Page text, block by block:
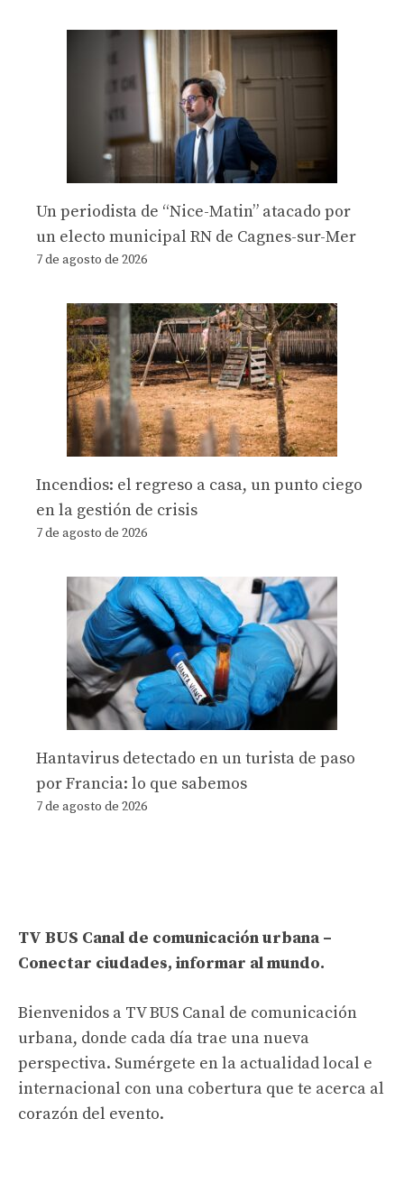
Un periodista de “Nice-Matin” atacado por
un electo municipal RN de Cagnes-sur-Mer
7 de agosto de 2026
Incendios: el regreso a casa, un punto ciego
en la gestión de crisis
7 de agosto de 2026
Hantavirus detectado en un turista de paso
por Francia: lo que sabemos
7 de agosto de 2026
TV BUS Canal de comunicación urbana –
Conectar ciudades, informar al mundo.
Bienvenidos a TV BUS Canal de comunicación
urbana, donde cada día trae una nueva
perspectiva. Sumérgete en la actualidad local e
internacional con una cobertura que te acerca al
corazón del evento.